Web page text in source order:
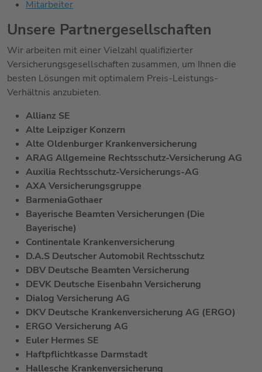
Mitarbeiter
Unsere Partnergesellschaften
Wir arbeiten mit einer Vielzahl qualifizierter
Versicherungsgesellschaften zusammen, um Ihnen die
besten Lösungen mit optimalem Preis-Leistungs-
Verhältnis anzubieten.
Allianz SE
Alte Leipziger Konzern
Alte Oldenburger Krankenversicherung
ARAG Allgemeine Rechtsschutz-Versicherung AG
Auxilia Rechtsschutz-Versicherungs-AG
AXA Versicherungsgruppe
BarmeniaGothaer
Bayerische Beamten Versicherungen (Die
Bayerische)
Continentale Krankenversicherung
D.A.S Deutscher Automobil Rechtsschutz
DBV Deutsche Beamten Versicherung
DEVK Deutsche Eisenbahn Versicherung
Dialog Versicherung AG
DKV Deutsche Krankenversicherung AG (ERGO)
ERGO Versicherung AG
Euler Hermes SE
Haftpflichtkasse Darmstadt
Hallesche Krankenversicherung